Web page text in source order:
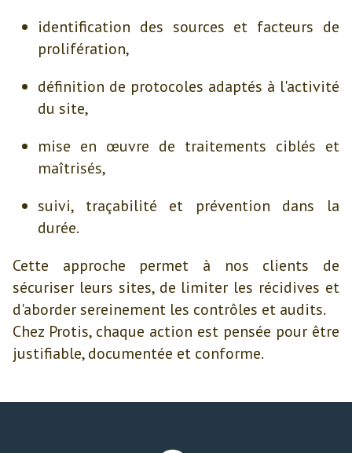
identification des sources et facteurs de
prolifération,
définition de protocoles adaptés à l'activité
du site,
mise en œuvre de traitements ciblés et
maîtrisés,
suivi, traçabilité et prévention dans la
durée.
Cette approche permet à nos clients de
sécuriser leurs sites, de limiter les récidives et
d'aborder sereinement les contrôles et audits.
Chez Protis, chaque action est pensée pour être
justifiable, documentée et conforme.